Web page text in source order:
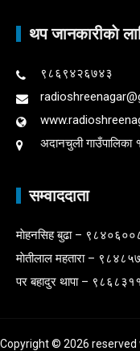
थप जानकारीकाे
९८६९४२६७४३
अदानचुली गाउँपालिका
सम्वाददाता
माेहनसिह बुढा –
माेतीलाल महतारा –
पर बहादुर थापा –
Copyright © 2026